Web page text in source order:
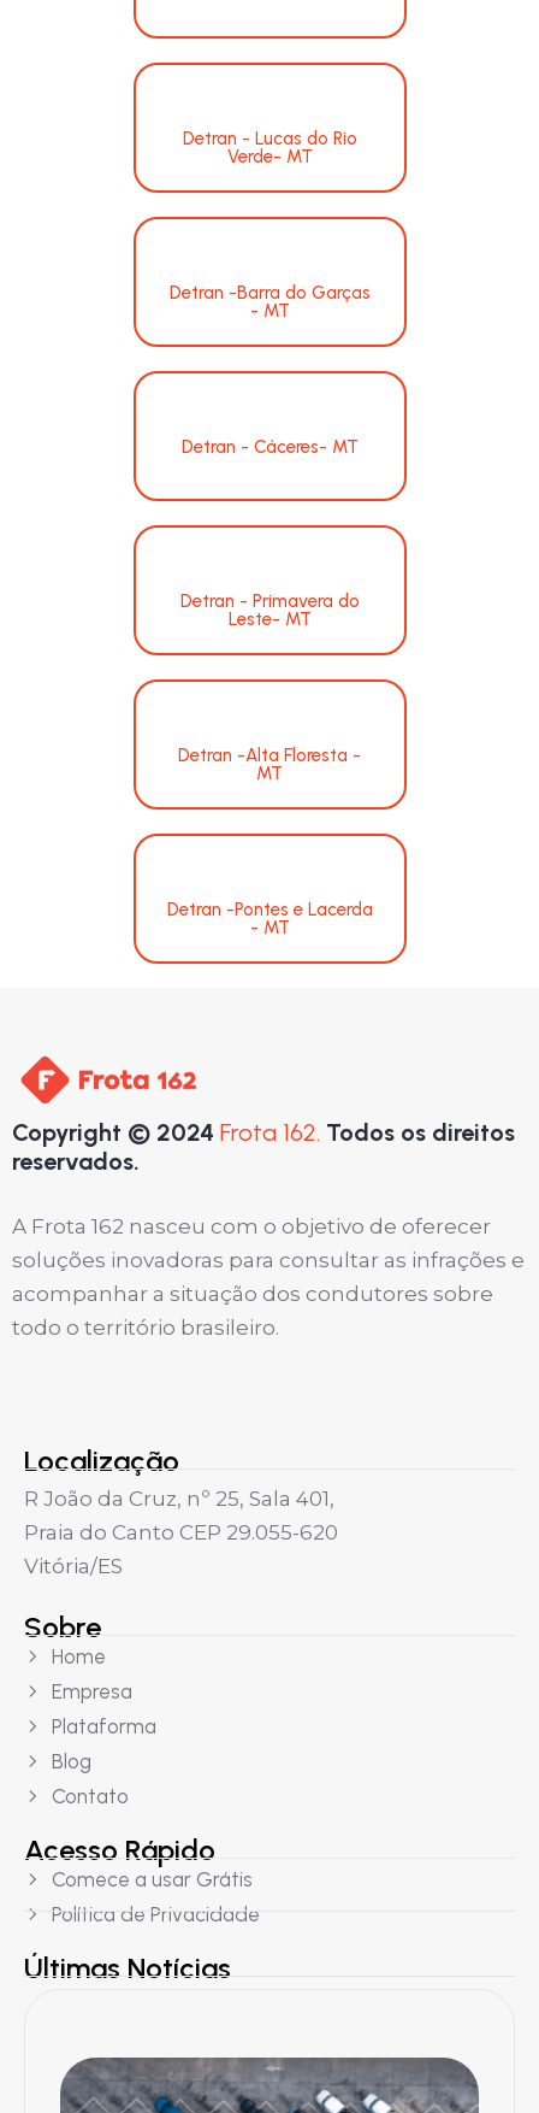
Detran - Lucas do Rio
Verde- MT
Detran -Barra do Garças
- MT
Detran - Cáceres- MT
Detran - Primavera do
Leste- MT
Detran -Alta Floresta -
MT
Detran -Pontes e Lacerda
- MT
Copyright © 2024 Frota 162. Todos os direitos
reservados.
A Frota 162 nasceu com o objetivo de oferecer
soluções inovadoras para consultar as infrações e
acompanhar a situação dos condutores sobre
todo o território brasileiro.
Localização
R João da Cruz, nº 25, Sala 401,
Praia do Canto CEP 29.055-620
Vitória/ES
Sobre
Home
Empresa
Plataforma
Blog
Contato
Acesso Rápido
Comece a usar Grátis
Política de Privacidade
Últimas Notícias